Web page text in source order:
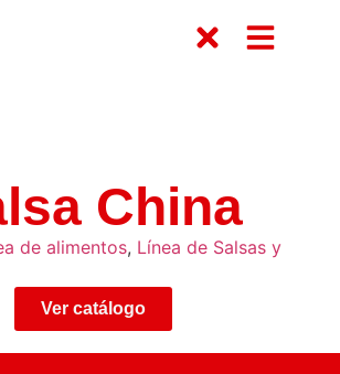
China
de alimentos, Línea de Salsas y
Ver catálogo